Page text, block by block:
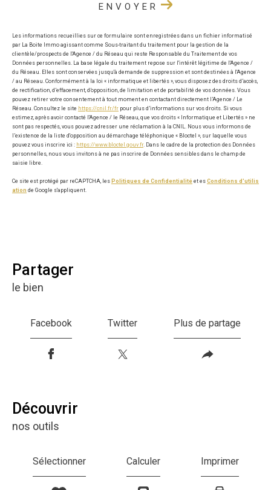
ENVOYER
Les informations recueillies sur ce formulaire sont enregistrées dans un fichier informatisé
par La Boite Immo agissant comme Sous-traitant du traitement pour la gestion de la
clientèle/prospects de l'Agence / du Réseau qui reste Responsable du Traitement de vos
Données personnelles. La base légale du traitement repose sur l'intérêt légitime de l'Agence /
du Réseau. Elles sont conservées jusqu'à demande de suppression et sont destinées à l'Agence
/ au Réseau. Conformément à la loi « informatique et libertés », vous disposez des droits d’accès,
de rectification, d’effacement, d’opposition, de limitation et de portabilité de vos données. Vous
pouvez retirer votre consentement à tout moment en contactant directement l’Agence / Le
Réseau. Consultez le site https://cnil.fr/fr pour plus d’informations sur vos droits. Si vous
estimez, après avoir contacté l'Agence / le Réseau, que vos droits « Informatique et Libertés » ne
sont pas respectés, vous pouvez adresser une réclamation à la CNIL. Nous vous informons de
l’existence de la liste d'opposition au démarchage téléphonique « Bloctel », sur laquelle vous
pouvez vous inscrire ici : https://www.bloctel.gouv.fr. Dans le cadre de la protection des Données
personnelles, nous vous invitons à ne pas inscrire de Données sensibles dans le champ de
saisie libre.
Ce site est protégé par reCAPTCHA, les Politiques de Confidentialité et es Conditions d'utilis
ation de Google s'appliquent.
partager
le bien
Facebook Twitter Plus de partage
découvrir
nos outils
Sélectionner Calculer Imprimer